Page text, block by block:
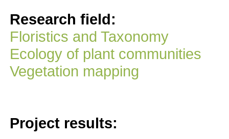
Research field:
Floristics and Taxonomy
Ecology of plant communities
Vegetation mapping
Project results: